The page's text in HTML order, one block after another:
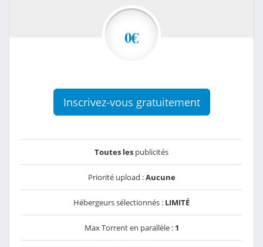
0€
Inscrivez-vous gratuitement
Toutes les publicités
Priorité upload :Aucune
Hébergeurs sélectionnés : LIMITÉ
Max Torrent en parallèle : 1